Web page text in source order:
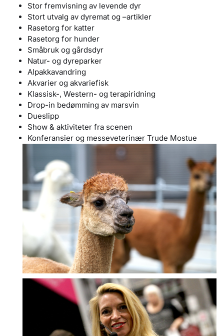
Stor fremvisning av levende dyr
Stort utvalg av dyremat og –artikler
Rasetorg for katter
Rasetorg for hunder
Småbruk og gårdsdyr
Natur- og dyreparker
Alpakkavandring
Akvarier og akvariefisk
Klassisk-, Western- og terapiridning
Drop-in bedømming av marsvin
Dueslipp
Show & aktiviteter fra scenen
Konferansier og messeveterinær Trude Mostue